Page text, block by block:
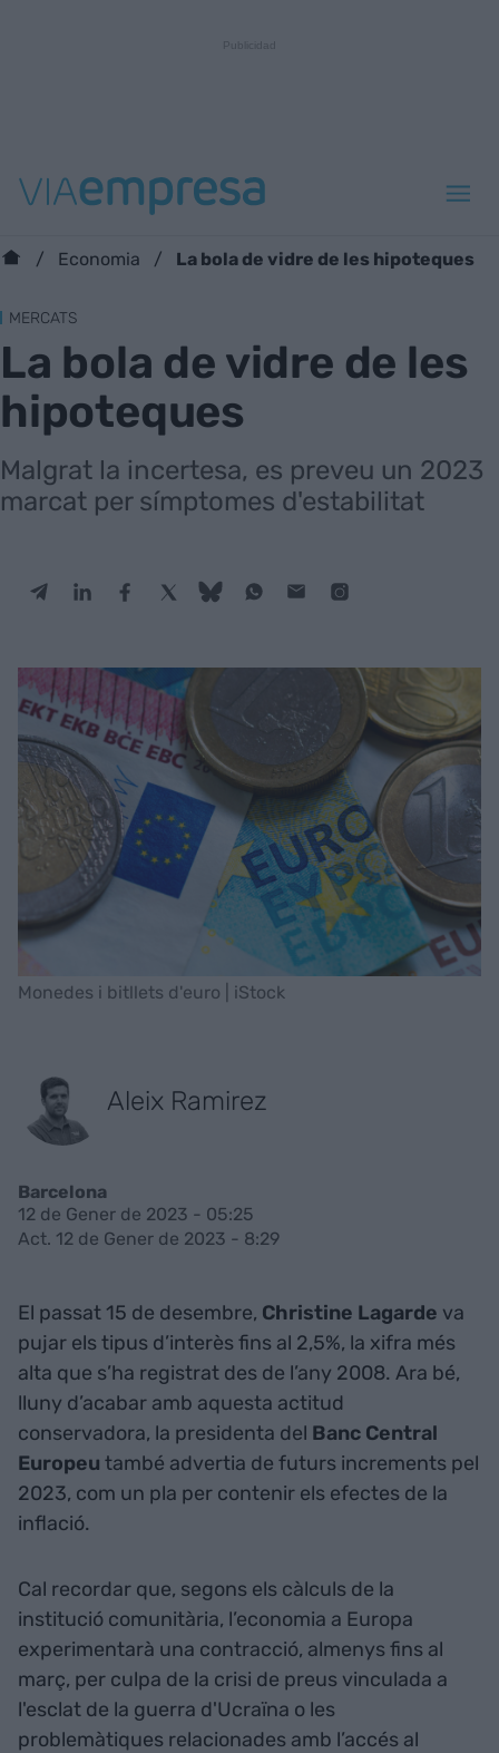
Economia La bola de vidre de les hipoteques
MERCATS
La bola de vidre de les
hipoteques
Malgrat la incertesa, es preveu un 2023
marcat per símptomes d'estabilitat
Monedes i bitllets d'euro | iStock
Aleix Ramirez
Barcelona
12 de Gener de 2023 - 05:25
Act. 12 de Gener de 2023 - 8:29
El passat 15 de desembre, Christine Lagarde va
pujar els tipus d’interès fins al 2,5%, la xifra més
alta que s’ha registrat des de l’any 2008. Ara bé,
lluny d’acabar amb aquesta actitud
conservadora, la presidenta del Banc Central
Europeu també advertia de futurs increments pel
2023, com un pla per contenir els efectes de la
inflació.
Cal recordar que, segons els càlculs de la
institució comunitària, l’economia a Europa
experimentarà una contracció, almenys fins al
març, per culpa de la crisi de preus vinculada a
l'esclat de la guerra d'Ucraïna o les
problemàtiques relacionades amb l’accés al